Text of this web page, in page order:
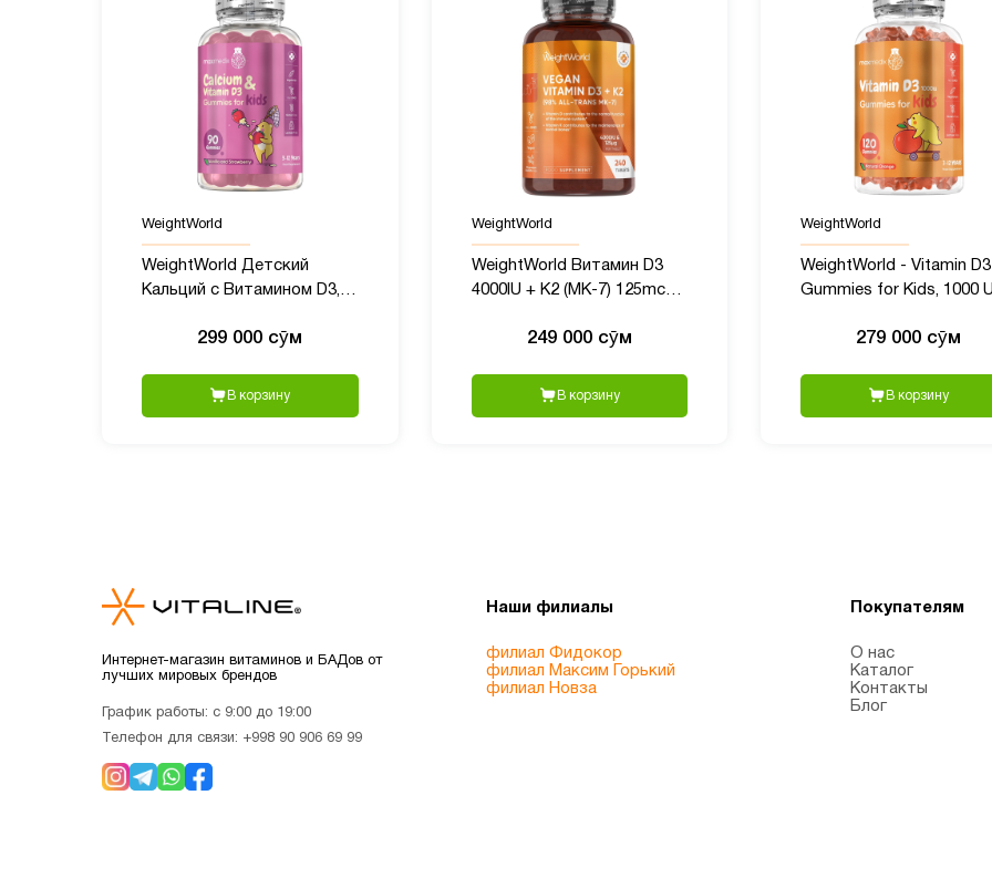
WeightWorld
WeightWorld Детский
Кальций с Витамином D3,
299 000 сӯм
В корзину
WeightWorld
WeightWorld Витамин D3
4000IU + K2 (MK-7) 125mcg,
249 000 сӯм
В корзину
WeightWorld
WeightWorld - Vitamin D3
Gummies for Kids, 1000 UI,
279 000 сӯм
В корзину
Интернет-магазин витаминов и БАДов от
лучших мировых брендов
График работы: с 9:00 до 19:00
Телефон для связи: +998 90 906 69 99
Наши филиалы
филиал Фидокор
филиал Максим Горький
филиал Новза
Покупателям
О нас
Каталог
Контакты
Блог